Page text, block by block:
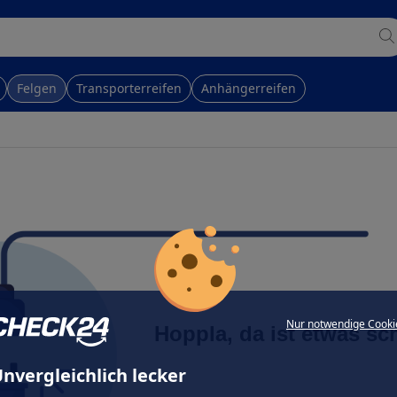
Nur notwendige
lecker
Felgen Transporterreifen Anhängerreifen
Hoppla, da ist etwas